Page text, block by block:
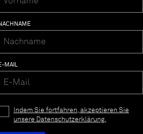
MAIL
Indem Sie fortfahren, akzeptieren Sie
unsere Datenschutzerklärung.